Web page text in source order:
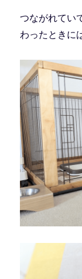
つながれてい
わったときに